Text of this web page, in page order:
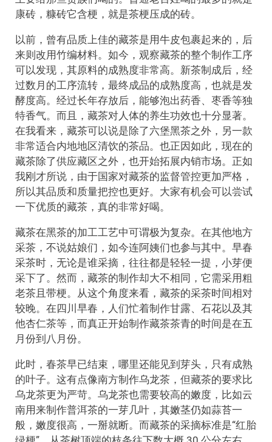
康砖，糠砖它含梗，就是茶梗压成的砖。
以前，曾有品质上佳的藏茶是用牛皮包裹起来的，后
来则改用竹编材料。如今，观察藏茶的整个制作工序
可以发现，其原料的成熟度非常高。新茶制成后，经
过数月的工序流转，最终成品的成熟度高，也就是发
酵度高。经过长年存放后，能够泡出药香、枣香等独
特香气。而且，藏茶对人体的养生功效也十分显著。
在我看来，藏茶可以说是除了六堡黑茶之外，另一款
非常适合内地地区清饮的茶品。也正因如此，现在的
藏茶除了供应藏区之外，也开始拓展内销市场。正如
我刚才所说，由于国家对藏茶的监督管控更加严格，
所以其品质和质量把控也更好。大家有机会可以尝试
一下优质的藏茶，真的非常好喝。
藏茶在黑茶的加工工艺中可谓极为复杂。在其他地方
采茶，不说姑娘们，如今连阿姨们也参与其中。早春
采茶时，无论是谁采摘，往往都是轻轻一提，小芽便
采下了。然而，藏茶的制作却大不相同，它需采用粗
老茶且带梗。从这个角度来看，藏茶的采茶时间相对
较晚。在四川早春，人们忙着制作甘露、石花以及其
他杏仁茶等，而真正开始制作藏茶茶青的时间是在五
月份到八月份。
此时，春茶早已结束，哪里还能见到芽头，只有成熟
的叶子。这有点像南方制作乌龙茶，但藏茶的要求比
乌龙茶更为严苛。乌龙茶也需要较高的嫩度，比如云
南用来制作普洱茶的一芽几叶，其嫩茎仍如蒜苔一
般，嫩度很高，一掰就断。而藏茶的采摘标准是“红胎